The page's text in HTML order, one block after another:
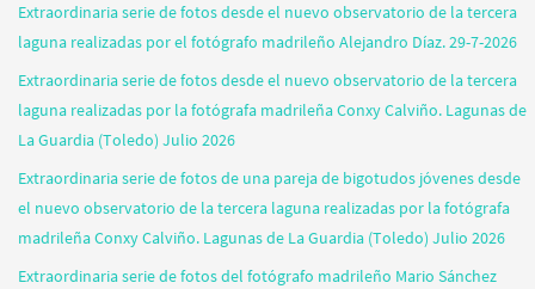
Extraordinaria serie de fotos desde el nuevo observatorio de la tercera
laguna realizadas por el fotógrafo madrileño Alejandro Díaz. 29-7-2026
Extraordinaria serie de fotos desde el nuevo observatorio de la tercera
laguna realizadas por la fotógrafa madrileña Conxy Calviño. Lagunas de
La Guardia (Toledo) Julio 2026
Extraordinaria serie de fotos de una pareja de bigotudos jóvenes desde
el nuevo observatorio de la tercera laguna realizadas por la fotógrafa
madrileña Conxy Calviño. Lagunas de La Guardia (Toledo) Julio 2026
Extraordinaria serie de fotos del fotógrafo madrileño Mario Sánchez